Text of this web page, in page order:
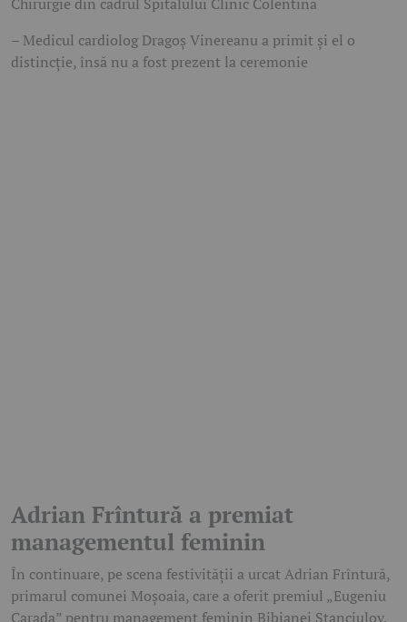
– Medicul cardiolog Dragoș Vinereanu a primit și el o
distincție, însă nu a fost prezent la ceremonie
Adrian Frîntură a premiat
managementul feminin
În continuare, pe scena festivității a urcat Adrian Frîntură,
primarul comunei Moșoaia, care a oferit premiul „Eugeniu
Carada” pentru management feminin Bibianei Stanciulov,